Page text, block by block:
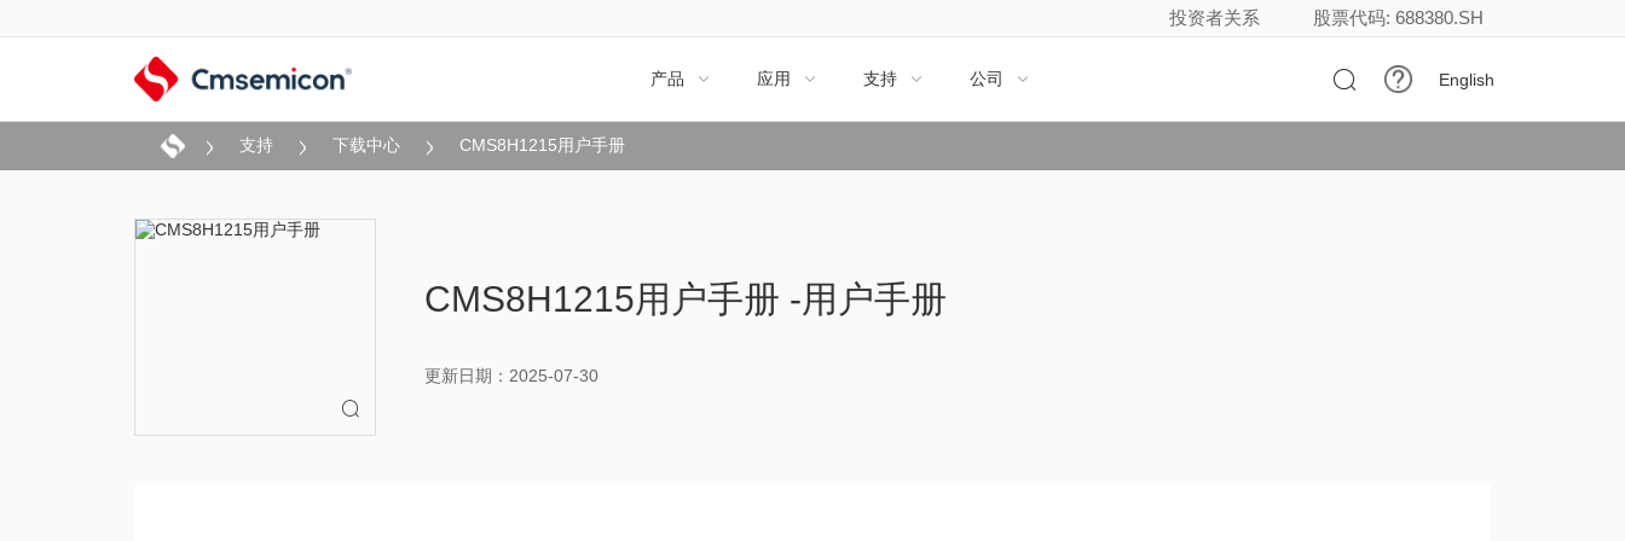
投资者关系 股票代码: 688380.SH
产品  应用  支持  公司   English
支持 下载中心 CMS8H1215用户手册

CMS8H1215用户手册 -用户手册
更新日期：2025-07-30